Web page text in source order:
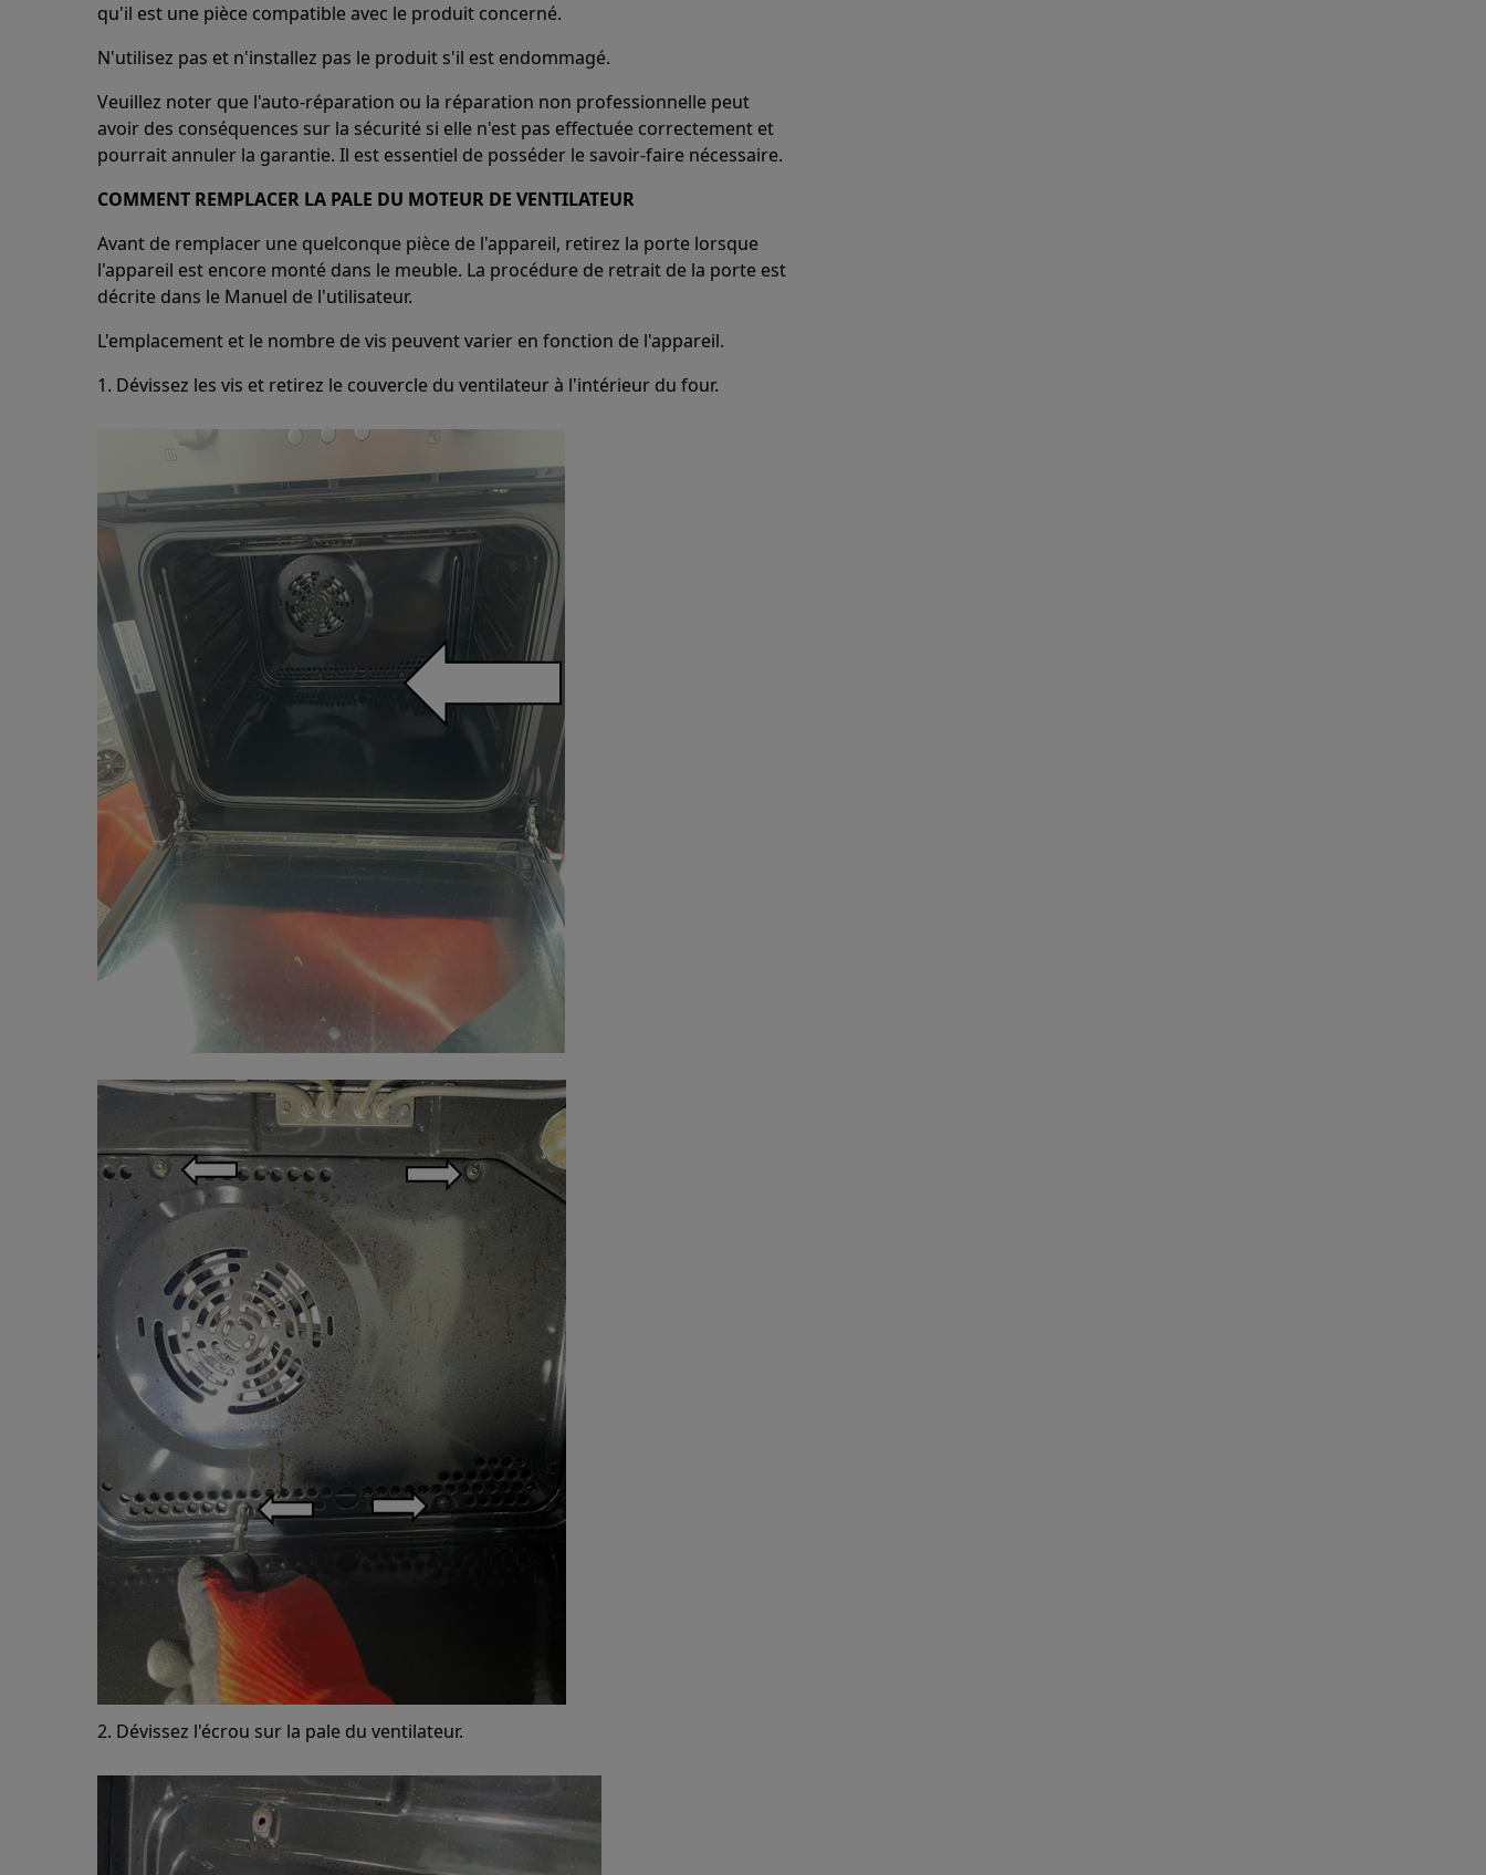
qu'il est une pièce compatible avec le produit concerné.
N'utilisez pas et n'installez pas le produit s'il est endommagé.
Veuillez noter que l'auto-réparation ou la réparation non professionnelle peut
avoir des conséquences sur la sécurité si elle n'est pas effectuée correctement et
pourrait annuler la garantie. Il est essentiel de posséder le savoir-faire nécessaire.
COMMENT REMPLACER LA PALE DU MOTEUR DE VENTILATEUR
Avant de remplacer une quelconque pièce de l'appareil, retirez la porte lorsque
l'appareil est encore monté dans le meuble. La procédure de retrait de la porte est
décrite dans le Manuel de l'utilisateur.
L'emplacement et le nombre de vis peuvent varier en fonction de l'appareil.
1. Dévissez les vis et retirez le couvercle du ventilateur à l'intérieur du four.
2. Dévissez l'écrou sur la pale du ventilateur.